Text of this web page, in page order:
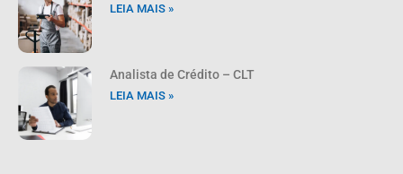
LEIA MAIS »
Analista de Crédito – CLT
LEIA MAIS »